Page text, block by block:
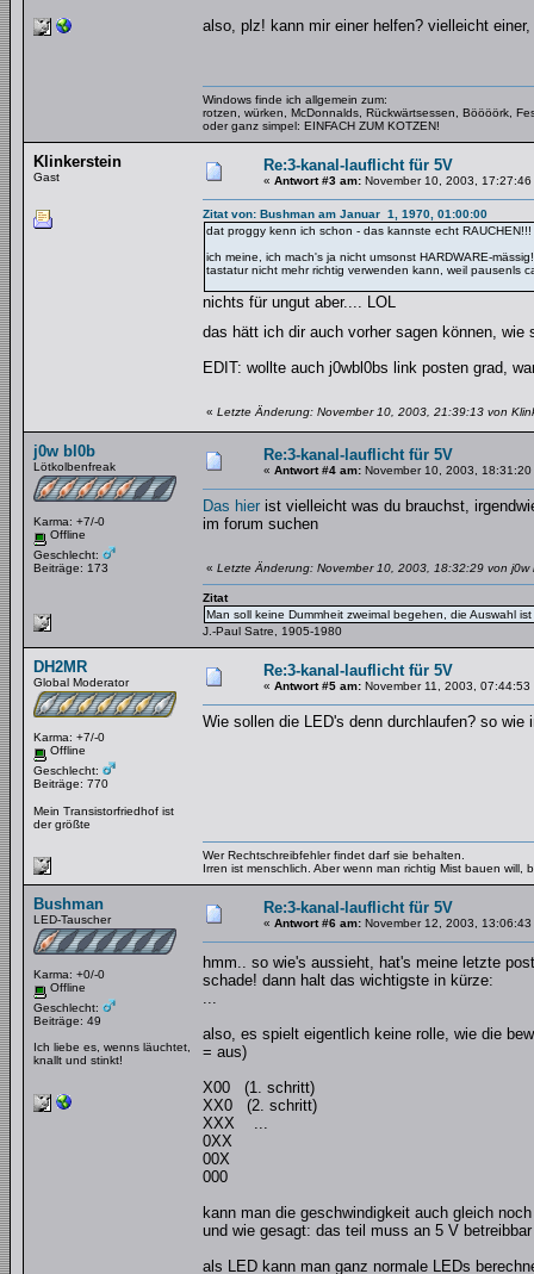
also, plz! kann mir einer helfen? vielleicht
Windows finde ich allgemein zum:
rotzen, würken, McDonnalds, Rückwärtsessen, Böööörk,
oder ganz simpel: EINFACH ZUM KOTZEN!
Klinkerstein
Gast
Re:3-kanal-lauflicht für 5V
« Antwort #3 am: November 10, 2003, 17:27:46
Zitat von: Bushman am Januar 1, 1970, 01:00:00
dat proggy kenn ich schon - das kannste echt RAUCHEN!!!
ich meine, ich mach's ja nicht umsonst HARDWARE-
tastatur nicht mehr richtig verwenden kann, weil pausenls
nichts für ungut aber.... LOL
das hätt ich dir auch vorher sagen können, wie
EDIT: wollte auch j0wbl0bs link posten grad,
« Letzte Änderung: November 10, 2003, 21:39:13 von
j0w bl0b
Lötkolbenfreak
Karma: +7/-0
Offline
Geschlecht:
Beiträge: 173
Re:3-kanal-lauflicht für 5V
« Antwort #4 am: November 10, 2003, 18:31:20
Das hier ist vielleicht was du brauchst,
im forum suchen
« Letzte Änderung: November 10, 2003, 18:32:29 von j0w
Zitat
Man soll keine Dummheit zweimal begehen, die Auswahl
J.-Paul Satre, 1905-1980
DH2MR
Global Moderator
Karma: +7/-0
Offline
Geschlecht:
Beiträge: 770
Mein Transistorfriedhof ist
der größte
Re:3-kanal-lauflicht für 5V
« Antwort #5 am: November 11, 2003, 07:44:53
Wie sollen die LED's denn durchlaufen? so
Wer Rechtschreibfehler findet darf sie behalten.
Irren ist menschlich. Aber wenn man richtig Mist bauen will,
Bushman
LED-Tauscher
Karma: +0/-0
Offline
Geschlecht:
Beiträge: 49
Ich liebe es, wenns läuchtet,
knallt und stinkt!
Re:3-kanal-lauflicht für 5V
« Antwort #6 am: November 12, 2003, 13:06:43
hmm.. so wie's aussieht, hat's meine letzte
schade! dann halt das wichtigste in kürze:
...
also, es spielt eigentlich keine rolle, wie die
= aus)
X00 (1. schritt)
XX0 (2. schritt)
XXX ...
0XX
00X
000
kann man die geschwindigkeit auch gleich
und wie gesagt: das teil muss an 5 V
als LED kann man ganz normale LEDs